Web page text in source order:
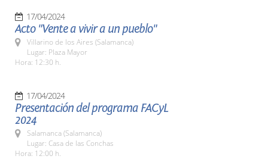
17/04/2024
Acto "Vente a vivir a un pueblo"
Villarino de los Aires (Salamanca)
Lugar: Plaza Mayor
Hora: 12:30 h.
17/04/2024
Presentación del programa FACyL
2024
Salamanca (Salamanca)
Lugar: Casa de las Conchas
Hora: 12:00 h.